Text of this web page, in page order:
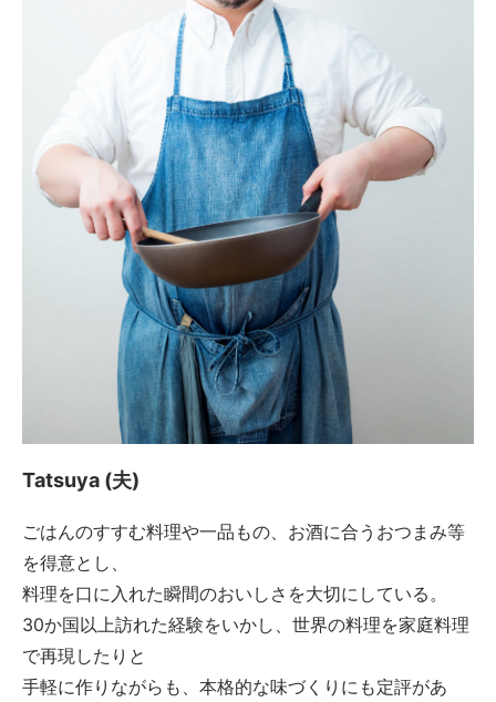
Tatsuya (夫)
ごはんのすすむ料理や一品もの、お酒に合うおつまみ等
を得意とし、
料理を口に入れた瞬間のおいしさを大切にしている。
30か国以上訪れた経験をいかし、世界の料理を家庭料理
で再現したりと
手軽に作りながらも、本格的な味づくりにも定評があ